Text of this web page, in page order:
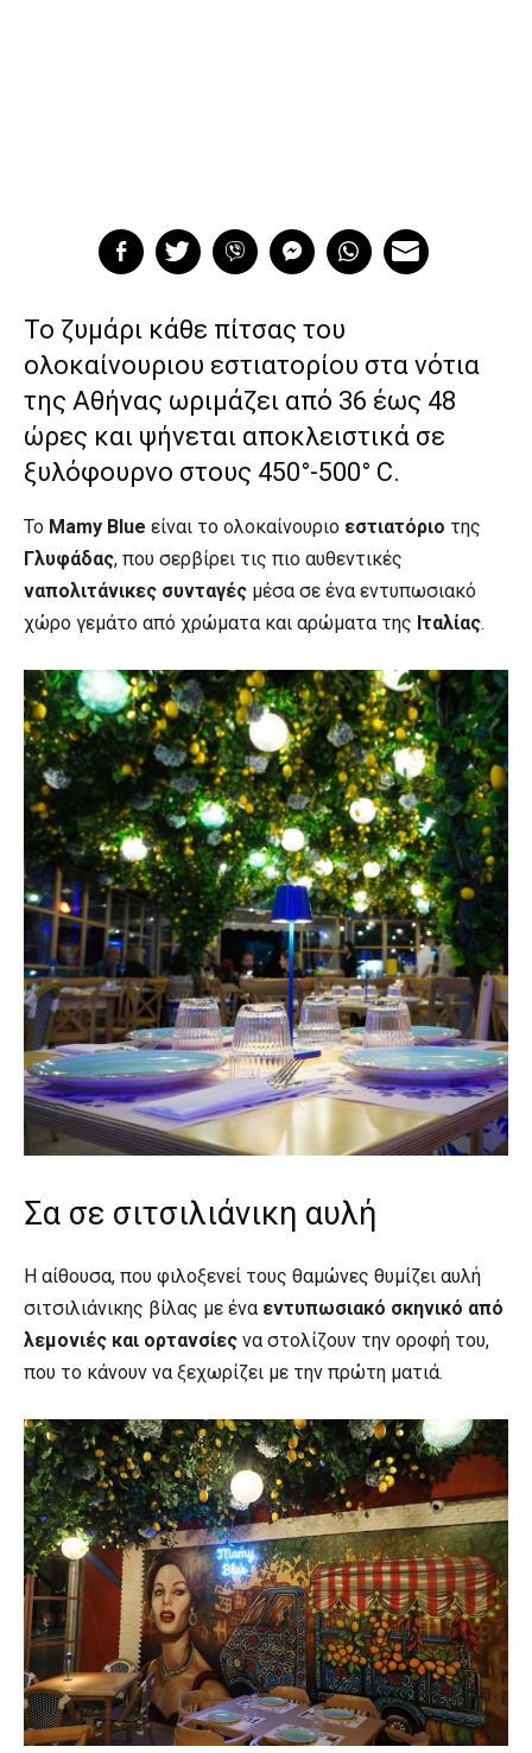
Το ζυμάρι κάθε πίτσας του
ολοκαίνουριου εστιατορίου στα νότια
της Αθήνας ωριμάζει από 36 έως 48
ώρες και ψήνεται αποκλειστικά σε
ξυλόφουρνο στους 450°-500° C.
Το Mamy Blue είναι το ολοκαίνουριο εστιατόριο της
Γλυφάδας, που σερβίρει τις πιο αυθεντικές
ναπολιτάνικες συνταγές μέσα σε ένα εντυπωσιακό
χώρο γεμάτο από χρώματα και αρώματα της Ιταλίας.
Σα σε σιτσιλιάνικη αυλή
Η αίθουσα, που φιλοξενεί τους θαμώνες θυμίζει αυλή
σιτσιλιάνικης βίλας με ένα εντυπωσιακό σκηνικό από
λεμονιές και ορτανσίες να στολίζουν την οροφή του,
που το κάνουν να ξεχωρίζει με την πρώτη ματιά.